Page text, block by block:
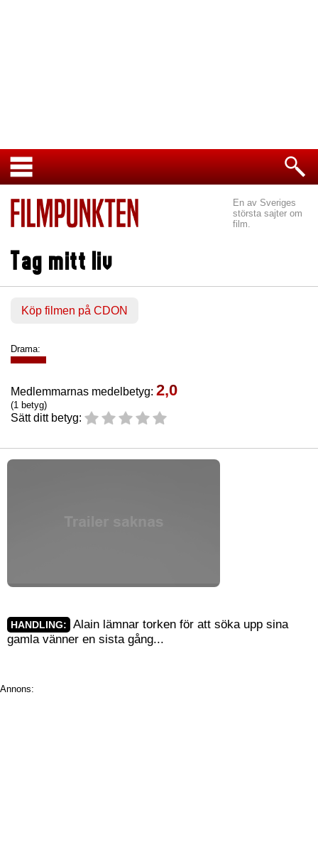
En av Sveriges
största sajter om
film.
Tag mitt liv
Köp filmen på CDON
Drama:
Medlemmarnas medelbetyg: 2,0
(1 betyg)
Sätt ditt betyg:
HANDLING:
Alain lämnar torken för att söka upp sina
gamla vänner en sista gång...
Annons: